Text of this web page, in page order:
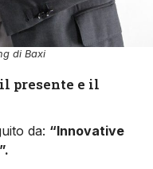
di Baxi
presente e il
da: “Innovative